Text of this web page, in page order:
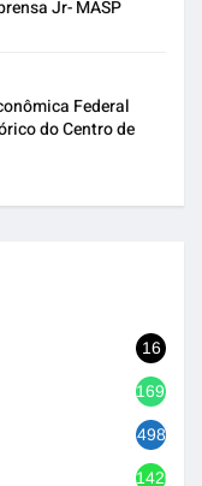
Jr- MASP
Federal
do Centro de
16
1692
498
1420